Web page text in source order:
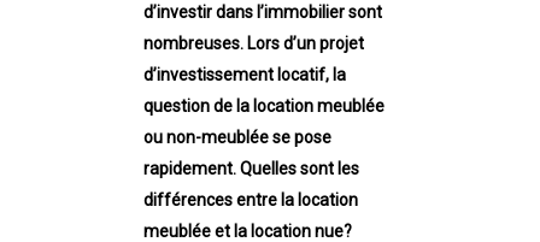
d’investir dans l’immobilier sont
nombreuses. Lors d’un projet
d’investissement locatif, la
question de la location meublée
ou non-meublée se pose
rapidement. Quelles sont les
différences entre la location
meublée et la location nue?